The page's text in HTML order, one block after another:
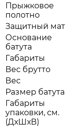
Прыжковое
полотно
Защитный мат
Основание
батута
Габариты
Вес брутто
Вес
Размер батута
Габариты
упаковки, см.
(ДхШхВ)